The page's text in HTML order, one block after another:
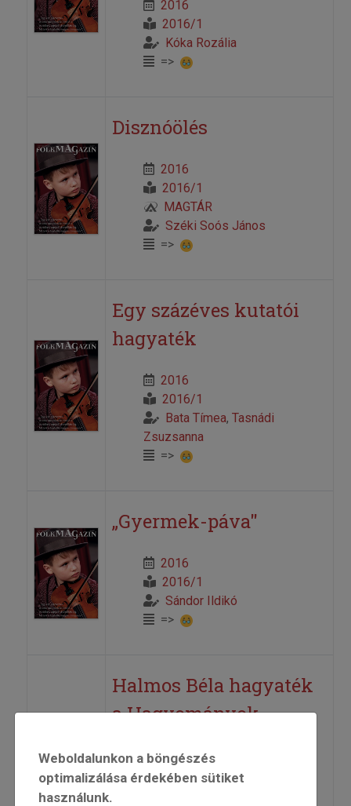
2016
2016/1
Kóka Rozália
=>
Disznóölés
2016
2016/1
MAGTÁR
Széki Soós János
=>
Egy százéves kutatói
hagyaték
2016
2016/1
Bata Tímea, Tasnádi
Zsuzsanna
=>
„Gyermek-páva"
2016
2016/1
Sándor Ildikó
=>
Halmos Béla hagyaték
a Hagyományok
2016
Weboldalunkon a böngészés
optimalizálása érdekében sütiket
használunk.